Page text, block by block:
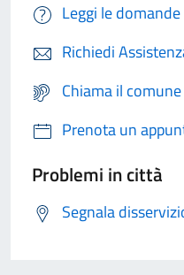
Leggi le
Richiedi
Chiama il
Prenota un
Problemi in città
Segnala